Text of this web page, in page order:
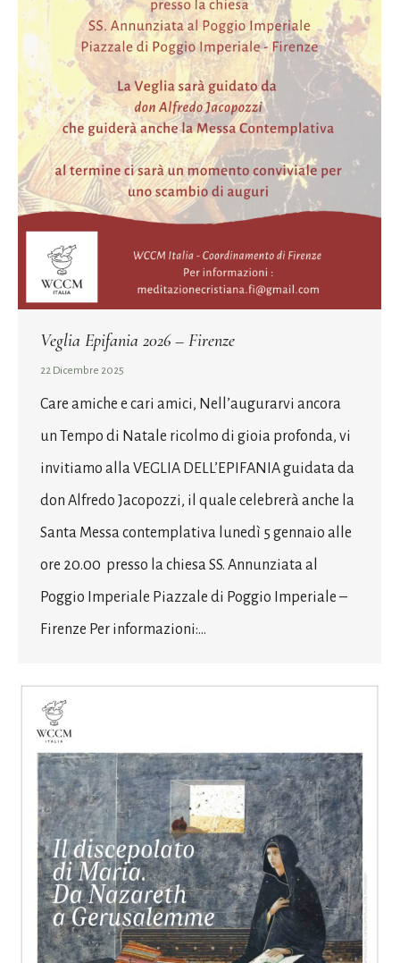
Veglia Epifania 2026 – Firenze
22 Dicembre 2025
Care amiche e cari amici, Nell’augurarvi ancora
un Tempo di Natale ricolmo di gioia profonda, vi
invitiamo alla VEGLIA DELL’EPIFANIA guidata da
don Alfredo Jacopozzi, il quale celebrerà anche la
Santa Messa contemplativa lunedì 5 gennaio alle
ore 20.00 presso la chiesa SS. Annunziata al
Poggio Imperiale Piazzale di Poggio Imperiale –
Firenze Per informazioni:…